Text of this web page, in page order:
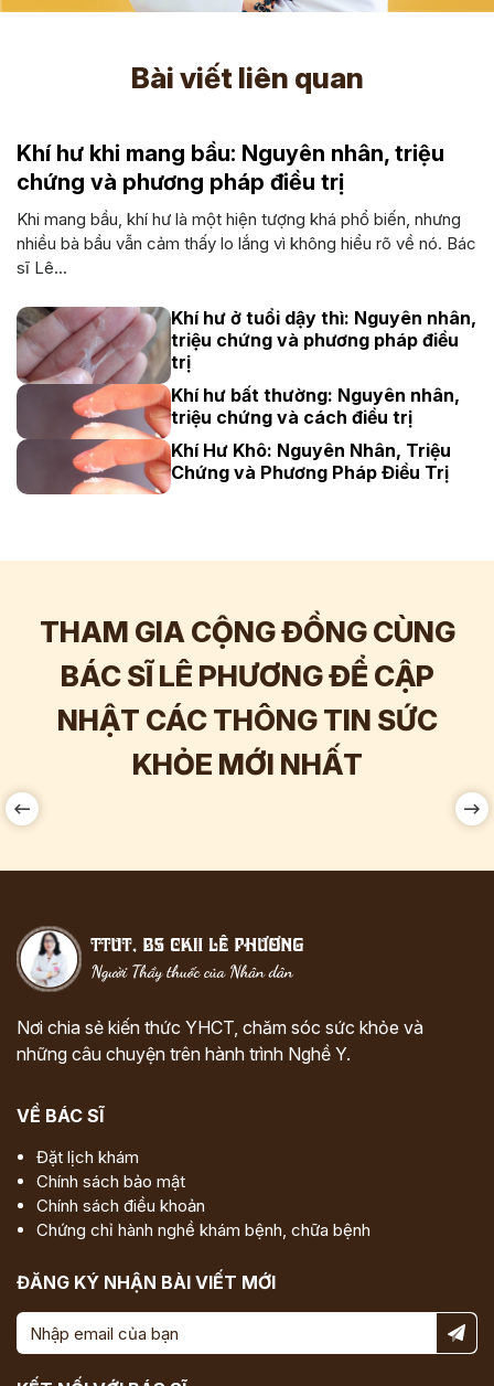
Bài viết liên quan
Khí hư khi mang bầu: Nguyên nhân, triệu
chứng và phương pháp điều trị
Khi mang bầu, khí hư là một hiện tượng khá phổ biến, nhưng
nhiều bà bầu vẫn cảm thấy lo lắng vì không hiểu rõ về nó. Bác
sĩ Lê...
Khí hư ở tuổi dậy thì: Nguyên nhân,
triệu chứng và phương pháp điều
trị
Khí hư bất thường: Nguyên nhân,
triệu chứng và cách điều trị
Khí Hư Khô: Nguyên Nhân, Triệu
Chứng và Phương Pháp Điều Trị
THAM GIA CỘNG ĐỒNG CÙNG
BÁC SĨ LÊ PHƯƠNG ĐỂ CẬP
NHẬT CÁC THÔNG TIN SỨC
KHỎE MỚI NHẤT
Tương tác
Nơi chia sẻ kiến thức YHCT, chăm sóc sức khỏe và
những câu chuyện trên hành trình Nghề Y.
VỀ BÁC SĨ
Đặt lịch khám
Chính sách bảo mật
Chính sách điều khoản
Chứng chỉ hành nghề khám bệnh, chữa bệnh
ĐĂNG KÝ NHẬN BÀI VIẾT MỚI